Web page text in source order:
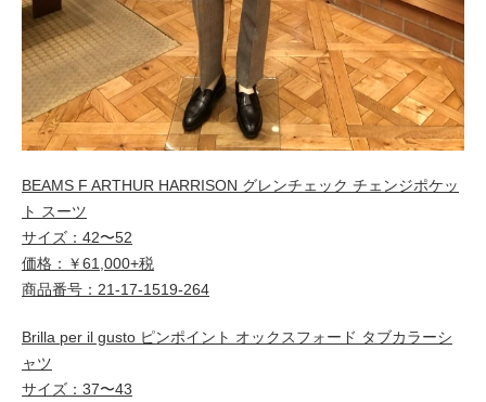
BEAMS F ARTHUR HARRISON グレンチェック チェンジポケッ
ト スーツ
サイズ：42〜52
価格：￥61,000+税
商品番号：21-17-1519-264
Brilla per il gusto ピンポイント オックスフォード タブカラーシ
ャツ
サイズ：37〜43